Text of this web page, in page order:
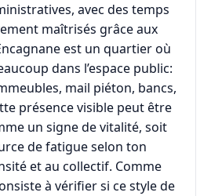
avec des temps
maîtrisés grâce aux
est un quartier où
dans l’espace public:
mail piéton, bancs,
présence visible peut être
un signe de vitalité, soit
de fatigue selon ton
et au collectif. Comme
à vérifier si ce style de